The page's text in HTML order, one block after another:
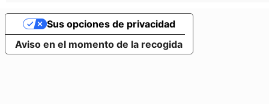
Aviso en el momento de la recogida
Sus opciones de privacidad